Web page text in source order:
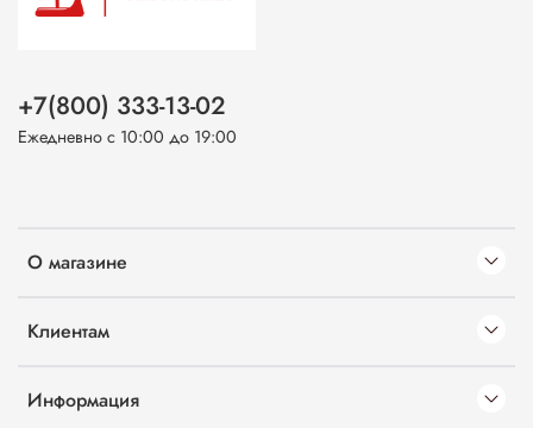
О магазине
Клиентам
Информация
+7(800) 333-13-02
Ежедневно с 10:00 до 19:00